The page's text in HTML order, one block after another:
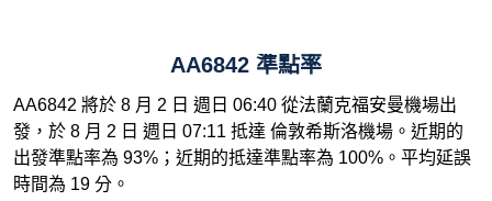
AA6842 準點率
AA6842 將於 8 月 2 日 週日 06:40 從法蘭克福安曼機場出
發，於 8 月 2 日 週日 07:11 抵達 倫敦希斯洛機場。近期的
出發準點率為 93%；近期的抵達準點率為 100%。平均延誤
時間為 19 分。